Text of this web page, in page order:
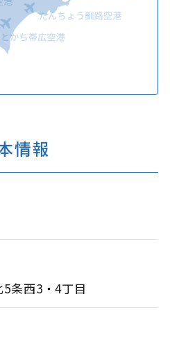
情報
条西3・4丁目